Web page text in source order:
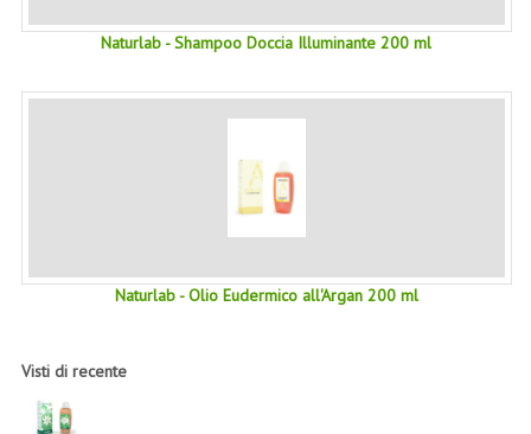
PRODOTTI ASSORTITI
NATURLAB ITALY
L'ALBERO DEL COLORE
Naturlab - Shampoo Doccia Illuminante 200 ml
Naturlab - Olio Eudermico all'Argan 200 ml
Visti di recente